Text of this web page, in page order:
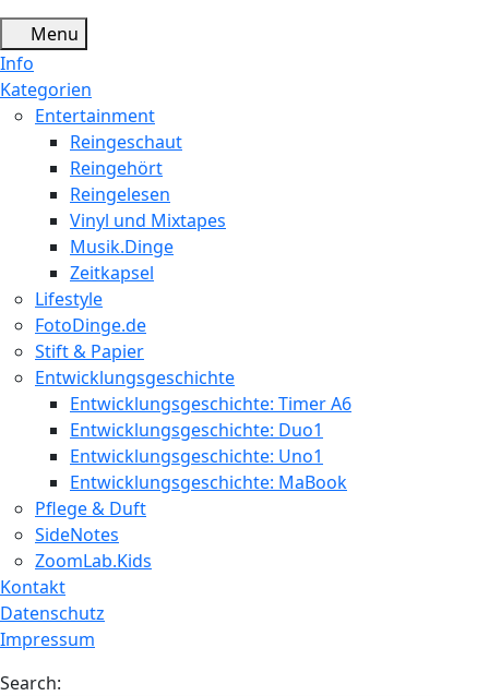
Menu
Info
Kategorien
Entertainment
Reingeschaut
Reingehört
Reingelesen
Vinyl und Mixtapes
Musik.Dinge
Zeitkapsel
Lifestyle
FotoDinge.de
Stift & Papier
Entwicklungsgeschichte
Entwicklungsgeschichte: Timer A6
Entwicklungsgeschichte: Duo1
Entwicklungsgeschichte: Uno1
Entwicklungsgeschichte: MaBook
Pflege & Duft
SideNotes
ZoomLab.Kids
Kontakt
Datenschutz
Impressum
Search: